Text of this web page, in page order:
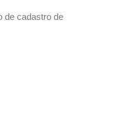
de cadastro de